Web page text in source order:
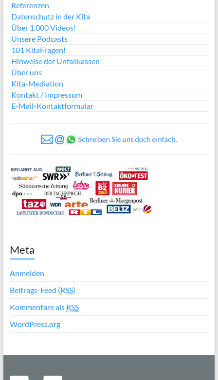
Referenzen
Datenschutz in der Kita
Über 1.000 Videos!
Unsere Podcasts
101 KitaFragen!
Hinweise der Unfallkassen
Über uns
Kita-Mediation
Kontakt / Impressum
E-Mail-Kontaktformular
Meta
Anmelden
Beitrags-Feed (RSS)
Kommentare als RSS
WordPress.org